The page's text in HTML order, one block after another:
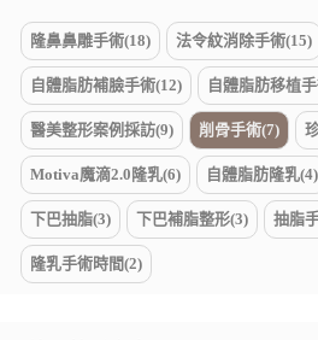
隆鼻鼻雕手術(18) 法令紋消除手術(15)
自體脂肪補臉手術(12) 自體脂肪移植
醫美整形案例採訪(9) 削骨手術(7)
Motiva魔滴2.0隆乳(6) 自體脂肪隆乳(4)
下巴抽脂(3) 下巴補脂整形(3) 抽脂
隆乳手術時間(2)